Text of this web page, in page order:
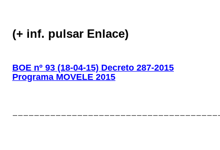
(+ inf. pulsar Enlace)
BOE nº 93 (18-04-15) Decreto 287-2015
Programa MOVELE 2015